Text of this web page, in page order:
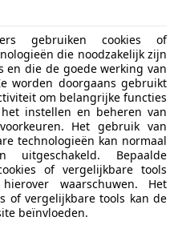
gebruiken cookies of
die noodzakelijk zijn
en die de goede werking van
worden doorgaans gebruikt
om belangrijke functies
instellen en beheren van
Het gebruik van
technologieën kan normaal
uitgeschakeld. Bepaalde
of vergelijkbare tools
waarschuwen. Het
of vergelijkbare tools kan de
beïnvloeden.